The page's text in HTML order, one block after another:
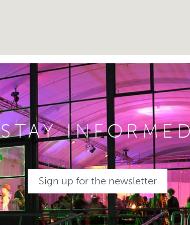
STAY
Sign up for the newsletter